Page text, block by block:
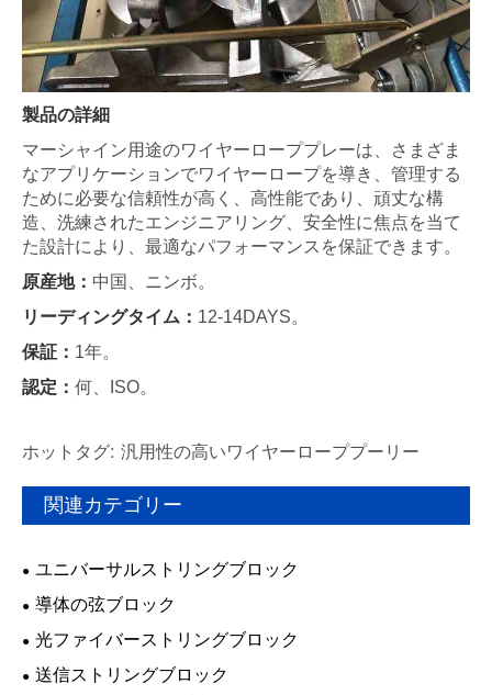
製品の詳細
マーシャイン用途のワイヤーローププレーは、さまざま
なアプリケーションでワイヤーロープを導き、管理する
ために必要な信頼性が高く、高性能であり、頑丈な構
造、洗練されたエンジニアリング、安全性に焦点を当て
た設計により、最適なパフォーマンスを保証できます。
原産地： 中国、ニンボ。
リーディングタイム： 12-14DAYS。
保証： 1年。
認定： 何、ISO。
ホットタグ: 汎用性の高いワイヤーローププーリー
関連カテゴリー
ユニバーサルストリングブロック
導体の弦ブロック
光ファイバーストリングブロック
送信ストリングブロック